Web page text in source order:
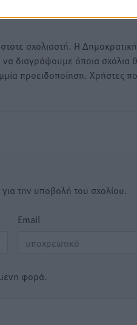
σχολιαστή. Η
να διαγράψουμε όποια σχόλια
προειδοποίηση. Χρήστες
την υποβολή του σχολίου.
Email
φορά.